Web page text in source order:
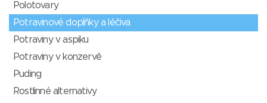
Polotovary
Potravinové doplňky a léčiva
Potraviny v aspiku
Potraviny v konzervě
Puding
Rostlinné alternativy